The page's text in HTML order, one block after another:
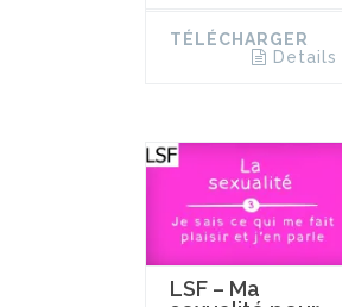
TÉLÉCHARGER
Details
LSF – Ma